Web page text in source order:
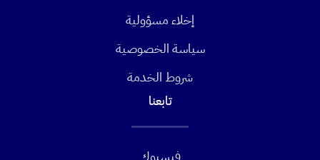
إخلاء مسؤولية
سياسة الخصوصية
شروط الخدمة
تابعنا
فيسبوك